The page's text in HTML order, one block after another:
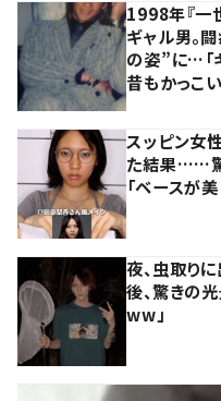
1998年『一
ギャル男。
の姿”に…「ギ
昔もかっこい
スッピン女
た結果……驚
「ベースが美
夜、虫取り
後、驚きの光
ww」